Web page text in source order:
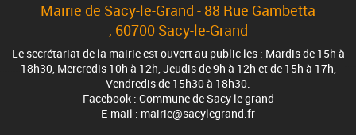
Mairie de Sacy-le-Grand - 88 Rue Gambetta
, 60700 Sacy-le-Grand
Le secrétariat de la mairie est ouvert au public les : Mardis de 15h à
18h30, Mercredis 10h à 12h, Jeudis de 9h à 12h et de 15h à 17h,
Vendredis de 15h30 à 18h30.
Facebook : Commune de Sacy le grand
E-mail : mairie@sacylegrand.fr